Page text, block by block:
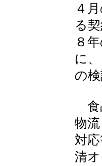
４
る
８
に
の
食
物
対
清